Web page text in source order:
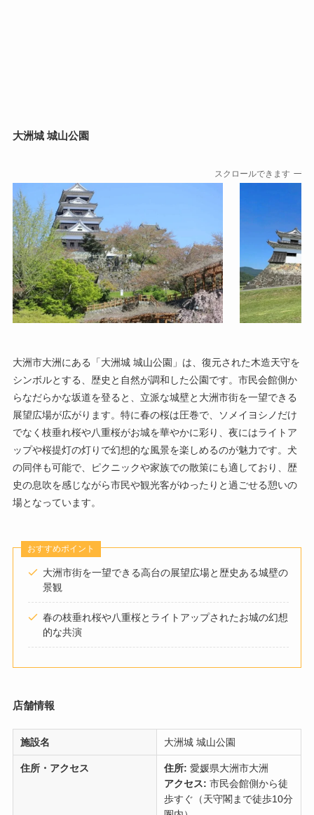
大洲城 城山公園
スクロールできます
大洲市大洲にある「大洲城 城山公園」は、復元された木造天守を
シンボルとする、歴史と自然が調和した公園です。市民会館側か
らなだらかな坂道を登ると、立派な城壁と大洲市街を一望できる
展望広場が広がります。特に春の桜は圧巻で、ソメイヨシノだけ
でなく枝垂れ桜や八重桜がお城を華やかに彩り、夜にはライトア
ップや桜提灯の灯りで幻想的な風景を楽しめるのが魅力です。犬
の同伴も可能で、ピクニックや家族での散策にも適しており、歴
史の息吹を感じながら市民や観光客がゆったりと過ごせる憩いの
場となっています。
おすすめポイント
大洲市街を一望できる高台の展望広場と歴史ある城壁の
景観
春の枝垂れ桜や八重桜とライトアップされたお城の幻想
的な共演
店舗情報
施設名 大洲城 城山公園
住所・アクセス 住所: 愛媛県大洲市大洲
アクセス: 市民会館側から徒
歩すぐ（天守閣まで徒歩10分